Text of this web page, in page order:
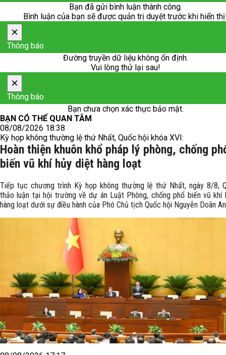
Bạn đã gửi bình luận thành công.
Bình luận của bạn sẽ được quản trị duyệt trước khi hiển
×
Thông báo
Đường truyền dữ liệu không ổn định.
Vui lòng thử lại sau!
×
Thông báo
Bạn chưa chọn xác thực bảo mật.
BẠN CÓ THỂ QUAN TÂM
08/08/2026 18:38
Kỳ họp không thường lệ thứ Nhất, Quốc hội khóa XVI:
Hoàn thiện khuôn khổ pháp lý phòng, chống
biến vũ khí hủy diệt hàng loạt
Tiếp tục chương trình Kỳ họp không thường lệ thứ Nhất, ngày 8/8,
thảo luận tại hội trường về dự án Luật Phòng, chống phổ biến vũ khí
hàng loạt dưới sự điều hành của Phó Chủ tịch Quốc hội Nguyễn Doãn